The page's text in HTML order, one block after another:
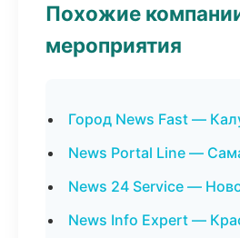
Похожие
мероприятия
Город News Fast —
News Portal Line —
News 24 Service —
News Info Expert —